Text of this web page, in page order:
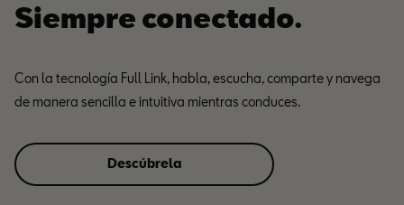
Siempre conectado.
Con la tecnología Full Link, habla, escucha, comparte y navega
de manera sencilla e intuitiva mientras conduces.
Descúbrela